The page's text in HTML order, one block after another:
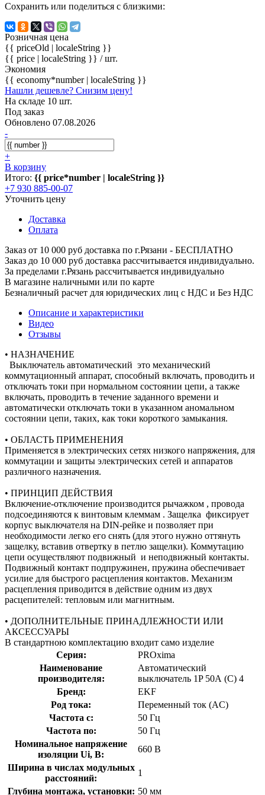
Сохранить или поделиться с близкими:
Розничная цена
{{ priceOld | localeString }}
{{ price | localeString }} / шт.
Экономия
{{ economy*number | localeString }}
Нашли дешевле? Снизим цену!
На складе 10 шт.
Под заказ
Обновлено 07.08.2026
-
+
В корзину
Итого: {{ price*number | localeString }}
+7 930 885-00-07
Уточнить цену
Доставка
Оплата
Заказ от 10 000 руб доставка по г.Рязани - БЕСПЛАТНО
Заказ до 10 000 руб доставка рассчитывается индивидуально.
За пределами г.Рязань рассчитывается индивидуально
В магазине наличными или по карте
Безналичный расчет для юридических лиц с НДС и Без НДС
Описание и характеристики
Видео
Отзывы
• НАЗНАЧЕНИЕ
Выключатель автоматический это механический
коммутационный аппарат, способный включать, проводить и
отключать токи при нормальном состоянии цепи, а также
включать, проводить в течение заданного времени и
автоматически отключать токи в указанном аномальном
состоянии цепи, таких, как токи короткого замыкания.
• ОБЛАСТЬ ПРИМЕНЕНИЯ
Применяется в электрических сетях низкого напряжения, для
коммутации и защиты электрических сетей и аппаратов
различного назначения.
• ПРИНЦИП ДЕЙСТВИЯ
Включение-отключение производится рычажком , провода
подсоединяются к винтовым клеммам . Защелка фиксирует
корпус выключателя на DIN-рейке и позволяет при
необходимости легко его снять (для этого нужно оттянуть
защелку, вставив отвертку в петлю защелки). Коммутацию
цепи осуществляют подвижный и неподвижный контакты.
Подвижный контакт подпружинен, пружина обеспечивает
усилие для быстрого расцепления контактов. Механизм
расцепления приводится в действие одним из двух
расцепителей: тепловым или магнитным.
• ДОПОЛНИТЕЛЬНЫЕ ПРИНАДЛЕЖНОСТИ ИЛИ
АКСЕССУАРЫ
В стандартною комплектацию входит само изделие
Серия:
PROxima
Наименование
производителя:
Автоматический
выключатель 1P 50А (C) 4
Бренд:
EKF
Род тока:
Переменный ток (AC)
Частота с:
50 Гц
Частота по:
50 Гц
Номинальное напряжение
изоляции Ui, В:
660 В
Ширина в числах модульных
расстояний:
1
Глубина монтажа, установки: 50 мм